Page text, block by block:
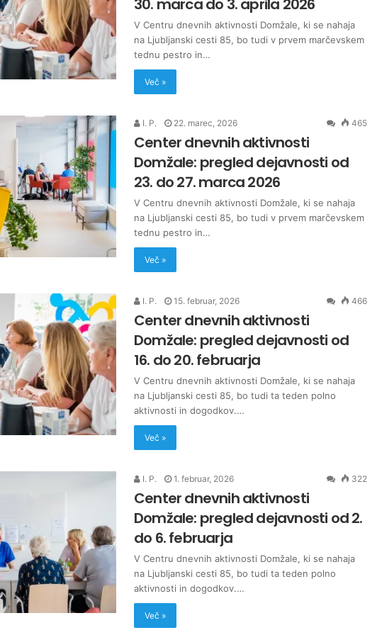
30. marca do 3. aprila 2026
V Centru dnevnih aktivnosti Domžale, ki se nahaja
na Ljubljanski cesti 85, bo tudi v prvem marčevskem
tednu pestro in…
Več »
I. P. 22. marec, 2026 465
Center dnevnih aktivnosti
Domžale: pregled dejavnosti od
23. do 27. marca 2026
V Centru dnevnih aktivnosti Domžale, ki se nahaja
na Ljubljanski cesti 85, bo tudi v prvem marčevskem
tednu pestro in…
Več »
I. P. 15. februar, 2026 466
Center dnevnih aktivnosti
Domžale: pregled dejavnosti od
16. do 20. februarja
V Centru dnevnih aktivnosti Domžale, ki se nahaja
na Ljubljanski cesti 85, bo tudi ta teden polno
aktivnosti in dogodkov.…
Več »
I. P. 1. februar, 2026 322
Center dnevnih aktivnosti
Domžale: pregled dejavnosti od 2.
do 6. februarja
V Centru dnevnih aktivnosti Domžale, ki se nahaja
na Ljubljanski cesti 85, bo tudi ta teden polno
aktivnosti in dogodkov.…
Več »